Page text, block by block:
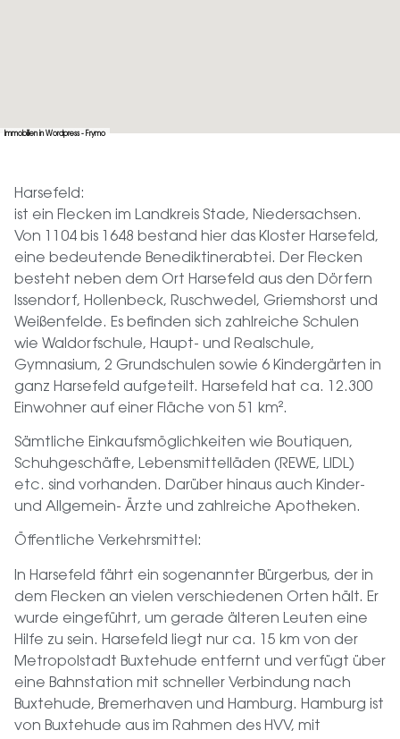
Immobilien in Wordpress - Frymo
Harsefeld:
ist ein Flecken im Landkreis Stade, Niedersachsen.
Von 1104 bis 1648 bestand hier das Kloster Harsefeld,
eine bedeutende Benediktinerabtei. Der Flecken
besteht neben dem Ort Harsefeld aus den Dörfern
Issendorf, Hollenbeck, Ruschwedel, Griemshorst und
Weißenfelde. Es befinden sich zahlreiche Schulen
wie Waldorfschule, Haupt- und Realschule,
Gymnasium, 2 Grundschulen sowie 6 Kindergärten in
ganz Harsefeld aufgeteilt. Harsefeld hat ca. 12.300
Einwohner auf einer Fläche von 51 km².
Sämtliche Einkaufsmöglichkeiten wie Boutiquen,
Schuhgeschäfte, Lebensmittelläden (REWE, LIDL)
etc. sind vorhanden. Darüber hinaus auch Kinder-
und Allgemein- Ärzte und zahlreiche Apotheken.
Öffentliche Verkehrsmittel:
In Harsefeld fährt ein sogenannter Bürgerbus, der in
dem Flecken an vielen verschiedenen Orten hält. Er
wurde eingeführt, um gerade älteren Leuten eine
Hilfe zu sein. Harsefeld liegt nur ca. 15 km von der
Metropolstadt Buxtehude entfernt und verfügt über
eine Bahnstation mit schneller Verbindung nach
Buxtehude, Bremerhaven und Hamburg. Hamburg ist
von Buxtehude aus im Rahmen des HVV, mit